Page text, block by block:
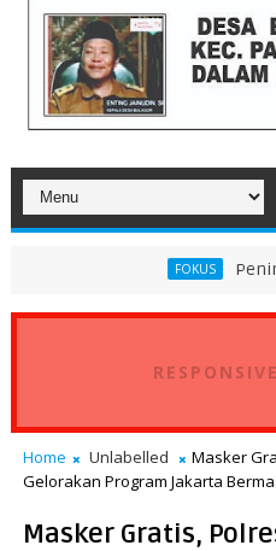
Peningkatan Mutu
Home Unlabelled
Masker
Gelorakan Program Jakarta
Masker Gratis,